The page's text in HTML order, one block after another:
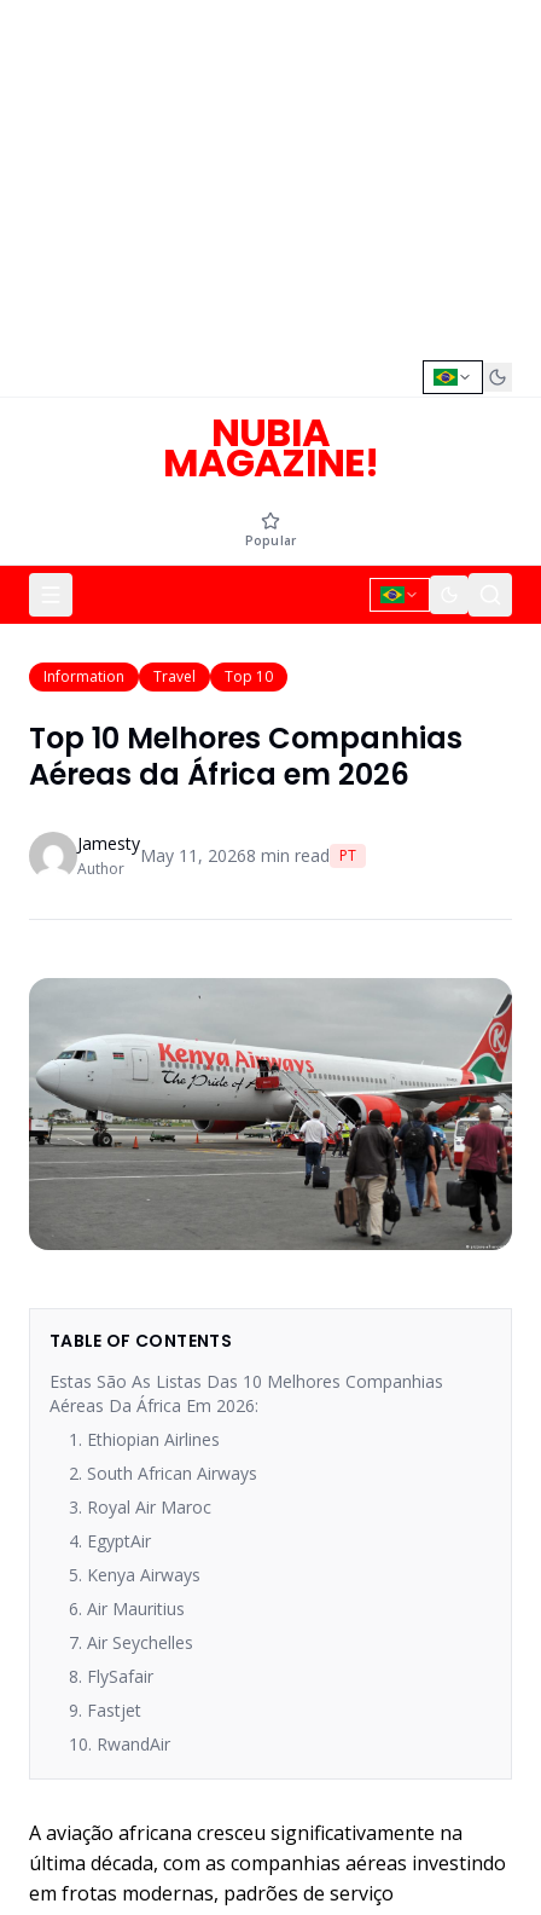
NUBIA
MAGAZINE!
Popular
Information Travel Top 10
Top 10 Melhores Companhias
Aéreas da África em 2026
Jamesty
Author
May 11, 20268 min read PT
TABLE OF CONTENTS
Estas São As Listas Das 10 Melhores Companhias
Aéreas Da África Em 2026:
1. Ethiopian Airlines
2. South African Airways
3. Royal Air Maroc
4. EgyptAir
5. Kenya Airways
6. Air Mauritius
7. Air Seychelles
8. FlySafair
9. Fastjet
10. RwandAir
A aviação africana cresceu significativamente na
última década, com as companhias aéreas investindo
em frotas modernas, padrões de serviço